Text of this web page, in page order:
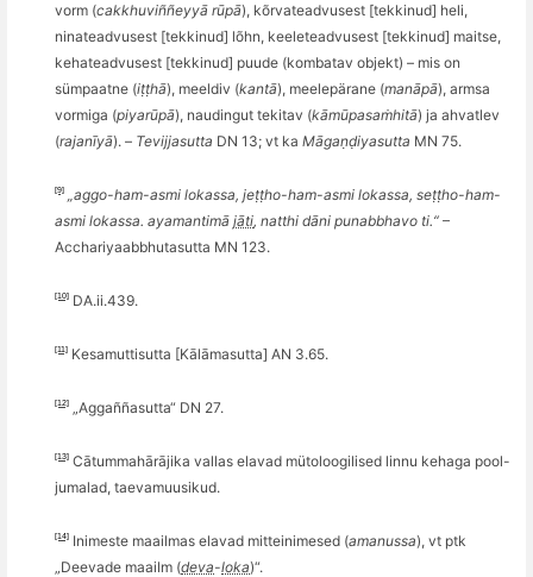
vorm (cakkhuviññeyyā rūpā), kõrvateadvusest [tekkinud] heli,
ninateadvusest [tekkinud] lõhn, keeleteadvusest [tekkinud] maitse,
kehateadvusest [tekkinud] puude (kombatav objekt) – mis on
sümpaatne (iṭṭhā), meeldiv (kantā), meelepärane (manāpā), armsa
vormiga (piyarūpā), naudingut tekitav (kāmūpasaṁhitā) ja ahvatlev
(rajanīyā). – Tevijjasutta DN 13; vt ka Māgaṇḍiyasutta MN 75.
[9] „aggo-ham-asmi lokassa, jeṭṭho-ham-asmi lokassa, seṭṭho-ham-
asmi lokassa. ayamantimā jāti, natthi dāni punabbhavo ti.“ –
Acchariyaabbhutasutta MN 123.
[10] DA.ii.439.
[11] Kesamuttisutta [Kālāmasutta] AN 3.65.
[12] Aggaññasutta“ DN 27.
[13] Cātummahārājika vallas elavad mütoloogilised linnu kehaga pool-
jumalad, taevamuusikud.
[14] Inimeste maailmas elavad mitteinimesed (amanussa), vt ptk
„Deevade maailm (deva-loka)“.